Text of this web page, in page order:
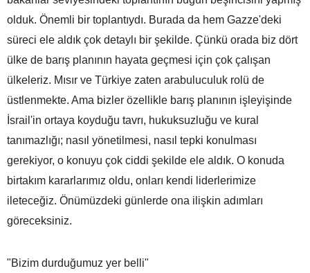
olduk. Önemli bir toplantıydı. Burada da hem Gazze'deki
süreci ele aldık çok detaylı bir şekilde. Çünkü orada biz dört
ülke de barış planının hayata geçmesi için çok çalışan
ülkeleriz. Mısır ve Türkiye zaten arabuluculuk rolü de
üstlenmekte. Ama bizler özellikle barış planının işleyişinde
İsrail'in ortaya koyduğu tavrı, hukuksuzluğu ve kural
tanımazlığı; nasıl yönetilmesi, nasıl tepki konulması
gerekiyor, o konuyu çok ciddi şekilde ele aldık. O konuda
birtakım kararlarımız oldu, onları kendi liderlerimize
ileteceğiz. Önümüzdeki günlerde ona ilişkin adımları
göreceksiniz.
"Bizim durduğumuz yer belli"